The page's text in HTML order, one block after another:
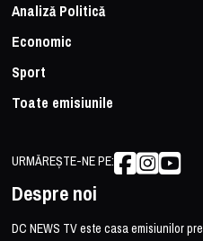
Analiză Politică
Economic
Sport
Toate emisiunile
URMĂREȘTE-NE PE:
Despre noi
DC NEWS TV este casa emisiunilor